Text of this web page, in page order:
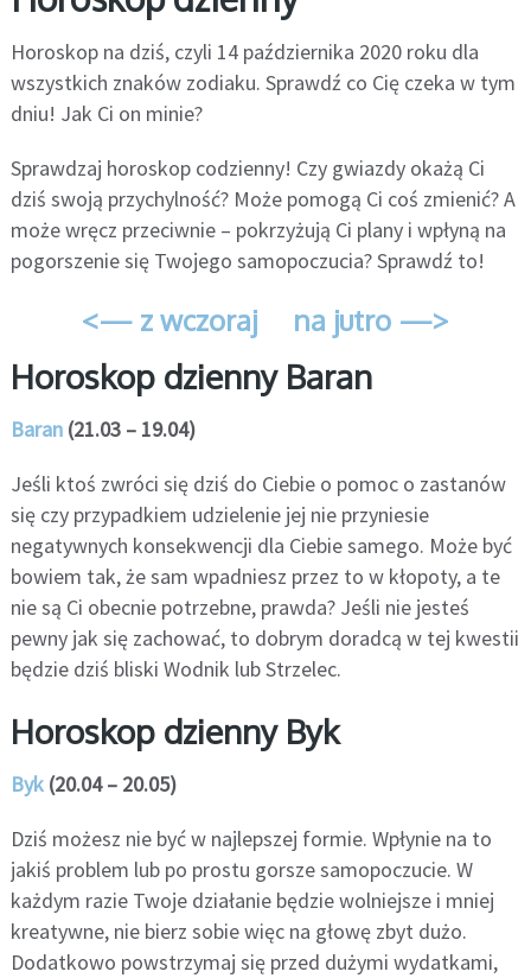
Horoskop na dziś, czyli 14 października 2020 roku dla
wszystkich znaków zodiaku. Sprawdź co Cię czeka w tym
dniu! Jak Ci on minie?
Sprawdzaj horoskop codzienny! Czy gwiazdy okażą Ci
dziś swoją przychylność? Może pomogą Ci coś zmienić? A
może wręcz przeciwnie – pokrzyżują Ci plany i wpłyną na
pogorszenie się Twojego samopoczucia? Sprawdź to!
<— z wczoraj na jutro —>
Horoskop dzienny Baran
Baran(21.03 – 19.04)
Jeśli ktoś zwróci się dziś do Ciebie o pomoc o zastanów
się czy przypadkiem udzielenie jej nie przyniesie
negatywnych konsekwencji dla Ciebie samego. Może być
bowiem tak, że sam wpadniesz przez to w kłopoty, a te
nie są Ci obecnie potrzebne, prawda? Jeśli nie jesteś
pewny jak się zachować, to dobrym doradcą w tej kwestii
będzie dziś bliski Wodnik lub Strzelec.
Horoskop dzienny Byk
Byk(20.04 – 20.05)
Dziś możesz nie być w najlepszej formie. Wpłynie na to
jakiś problem lub po prostu gorsze samopoczucie. W
każdym razie Twoje działanie będzie wolniejsze i mniej
kreatywne, nie bierz sobie więc na głowę zbyt dużo.
Dodatkowo powstrzymaj się przed dużymi wydatkami,